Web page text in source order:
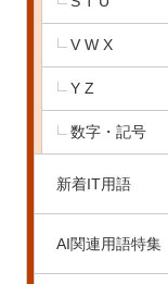
V W X
Y Z
数字・記号
新着IT用語
AI関連用語特集